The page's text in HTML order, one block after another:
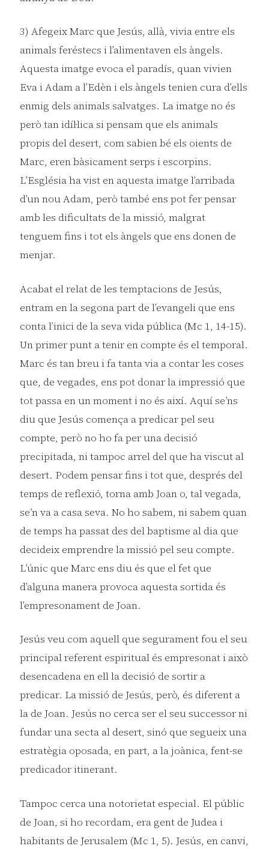
3) Afegeix Marc que Jesús, allà, vivia entre els
animals feréstecs i l’alimentaven els àngels.
Aquesta imatge evoca el paradís, quan vivien
Eva i Adam a l’Edèn i els àngels tenien cura d’ells
enmig dels animals salvatges. La imatge no és
però tan idíl·lica si pensam que els animals
propis del desert, com sabien bé els oients de
Marc, eren bàsicament serps i escorpins.
L’Església ha vist en aquesta imatge l’arribada
d’un nou Adam, però també ens pot fer pensar
amb les dificultats de la missió, malgrat
tenguem fins i tot els àngels que ens donen de
menjar.
Acabat el relat de les temptacions de Jesús,
entram en la segona part de l’evangeli que ens
conta l’inici de la seva vida pública (Mc 1, 14-15).
Un primer punt a tenir en compte és el temporal.
Marc és tan breu i fa tanta via a contar les coses
que, de vegades, ens pot donar la impressió que
tot passa en un moment i no és així. Aquí se’ns
diu que Jesús comença a predicar pel seu
compte, però no ho fa per una decisió
precipitada, ni tampoc arrel del que ha viscut al
desert. Podem pensar fins i tot que, després del
temps de reflexió, torna amb Joan o, tal vegada,
se’n va a casa seva. No ho sabem, ni sabem quan
de temps ha passat des del baptisme al dia que
decideix emprendre la missió pel seu compte.
L’únic que Marc ens diu és que el fet que
d’alguna manera provoca aquesta sortida és
l’empresonament de Joan.
Jesús veu com aquell que segurament fou el seu
principal referent espiritual és empresonat i això
desencadena en ell la decisió de sortir a
predicar. La missió de Jesús, però, és diferent a
la de Joan. Jesús no cerca ser el seu successor ni
fundar una secta al desert, sinó que segueix una
estratègia oposada, en part, a la joànica, fent-se
predicador itinerant.
Tampoc cerca una notorietat especial. El públic
de Joan, si ho recordam, era gent de Judea i
habitants de Jerusalem (Mc 1, 5). Jesús, en canvi,